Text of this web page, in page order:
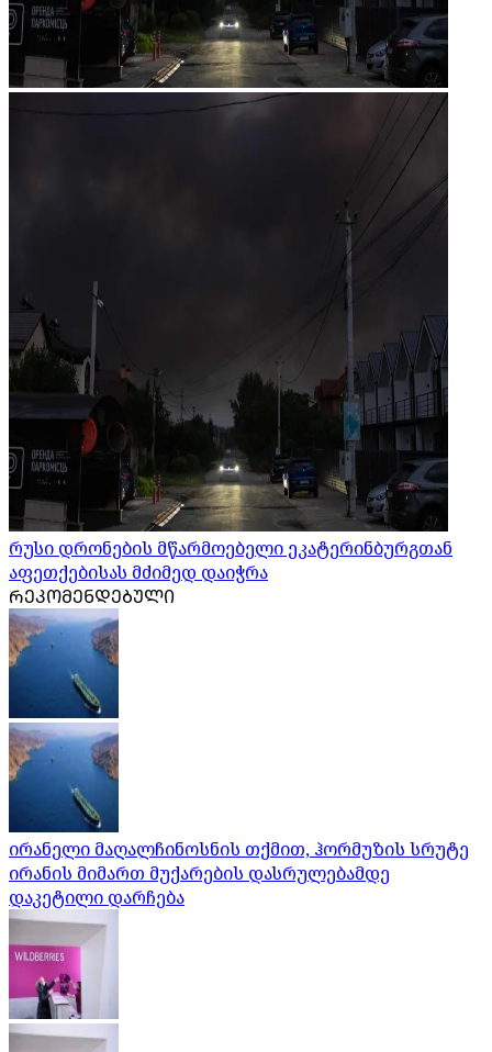
რუსი დრონების მწარმოებელი ეკატერინბურგთან
აფეთქებისას მძიმედ დაიჭრა
ᲠᲔᲙᲝᲛᲔᲜᲓᲔᲑᲣᲚᲘ
ირანელი მაღალჩინოსნის თქმით, ჰორმუზის სრუტე
ირანის მიმართ მუქარების დასრულებამდე
დაკეტილი დარჩება